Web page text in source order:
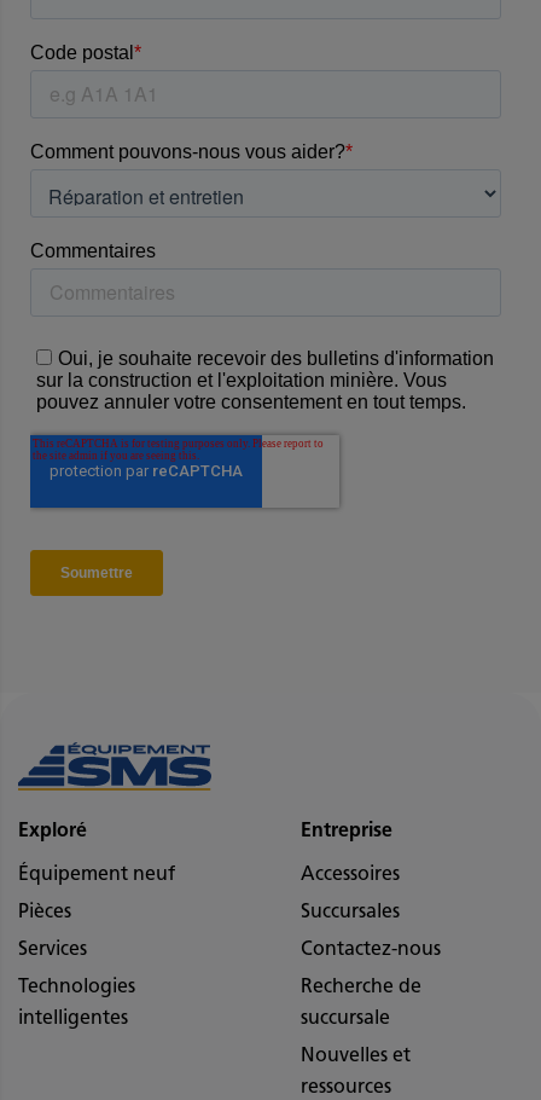
Exploré
Équipement neuf
Pièces
Services
Technologies
intelligentes
Entreprise
Accessoires
Succursales
Contactez-nous
Recherche de
succursale
Nouvelles et
ressources